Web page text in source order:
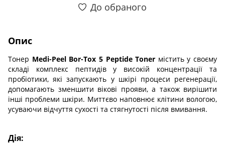
До обраного
Опис
Тонер Medi-Peel Bor-Tox 5 Peptide Toner містить у своєму
складі комплекс пептидів у високій концентрації та
пробіотики, які запускають у шкірі процеси регенерації,
допомагають зменшити вікові прояви, а також вирішити
інші проблеми шкіри. Миттєво наповнює клітини вологою,
усуваючи відчуття сухості та стягнутості після вмивання.
Дія: